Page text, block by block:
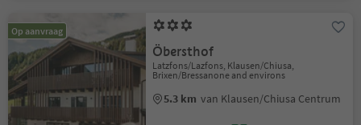
Op aanvraag
Öbersthof
Latzfons/Lazfons, Klausen/Chiusa,
Brixen/Bressanone and environs
5.3 km van Klausen/Chiusa Centrum